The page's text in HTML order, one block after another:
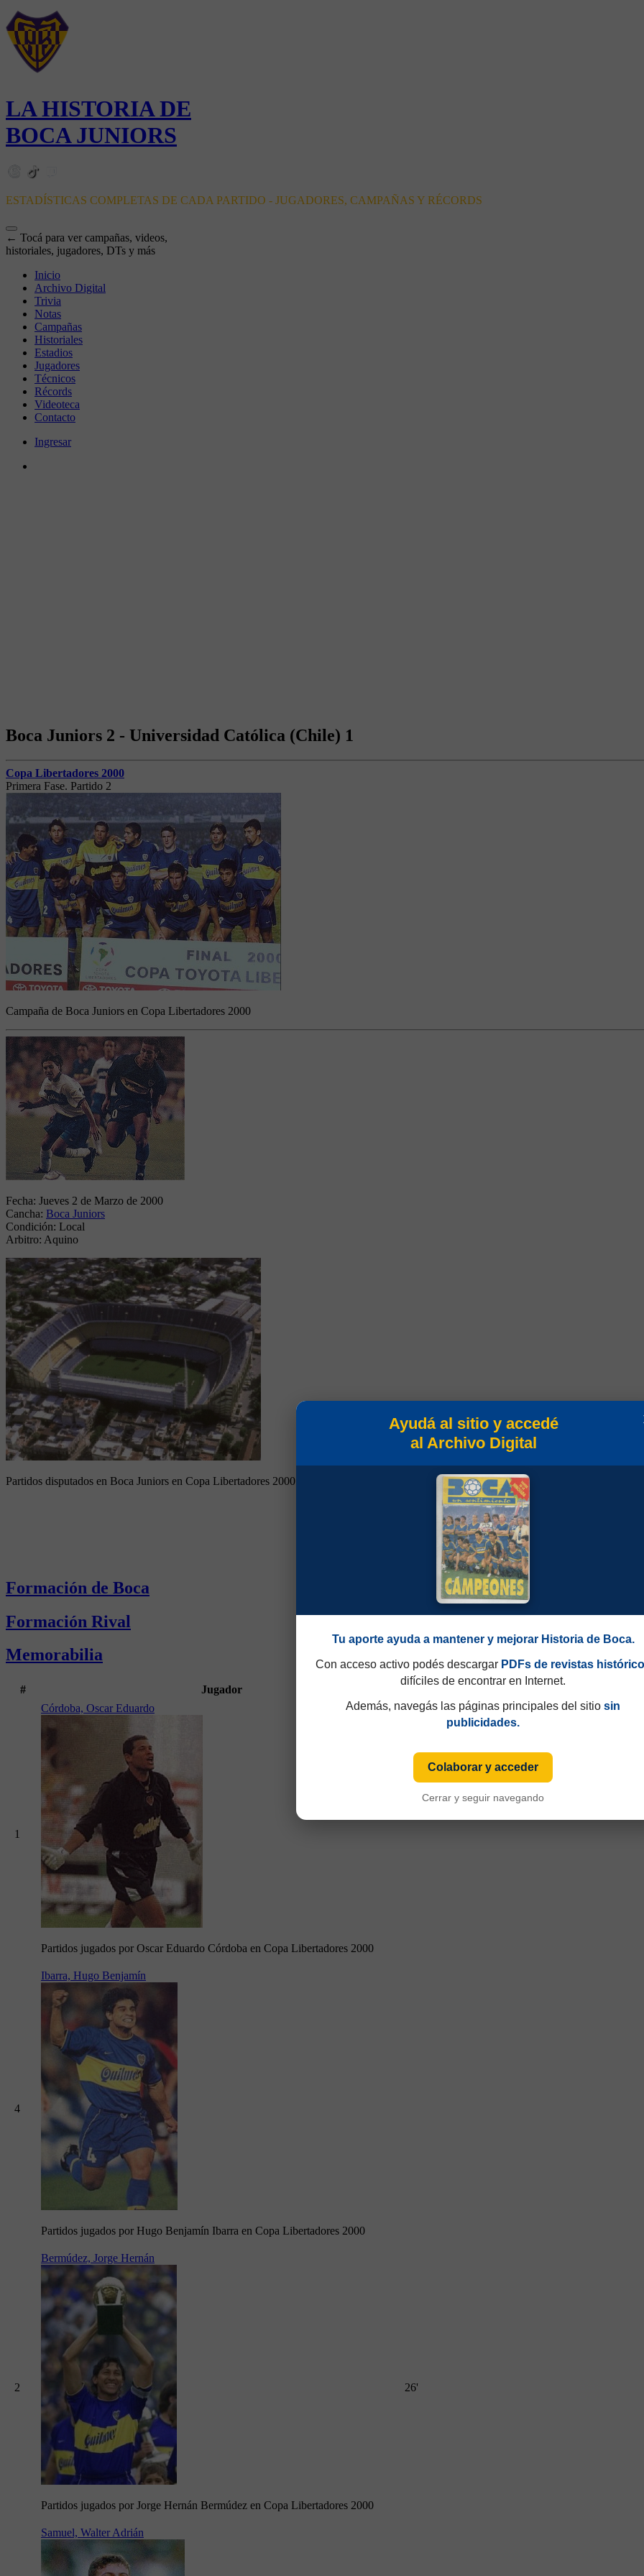
LA HISTORIA DE
BOCA JUNIORS
ESTADÍSTICAS COMPLETAS DE CADA PARTIDO - JUGADORES, CAMPAÑAS Y RÉCORDS
← Tocá para ver campañas, videos,
historiales, jugadores, DTs y más
Inicio
Archivo Digital
Trivia
Notas
Campañas
Historiales
Estadios
Jugadores
Técnicos
Récords
Videoteca
Contacto
Ingresar
Boca Juniors 2 - Universidad Católica (Chile) 1
Copa Libertadores 2000
Primera Fase. Partido 2
Campaña de Boca Juniors en Copa Libertadores 2000
Fecha: Jueves 2 de Marzo de 2000
Cancha: Boca Juniors
Condición: Local
Arbitro: Aquino
Partidos disputados en Boca Juniors en Copa Libertadores 2000
Formación de Boca
Formación Rival
Memorabilia
# Jugador
1
Córdoba, Oscar Eduardo
Partidos jugados por Oscar Eduardo Córdoba en Copa Libertadores 2000
4
Ibarra, Hugo Benjamín
Partidos jugados por Hugo Benjamín Ibarra en Copa Libertadores 2000
2
Bermúdez, Jorge Hernán
Partidos jugados por Jorge Hernán Bermúdez en Copa Libertadores 2000
26'
Samuel, Walter Adrián
Ayudá al sitio y accedé
al Archivo Digital
Tu aporte ayuda a mantener y mejorar Historia de Boca.
Con acceso activo podés descargar PDFs de revistas
difíciles de encontrar en Internet.
Además, navegás las páginas principales del sitio sin
publicidades.
Colaborar y acceder
Cerrar y seguir navegando